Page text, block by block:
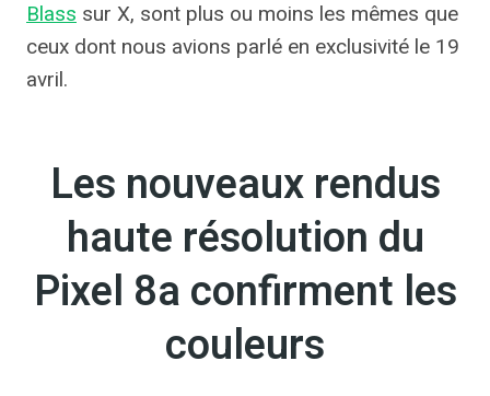
Blass sur X, sont plus ou moins les mêmes que
ceux dont nous avions parlé en exclusivité le 19
avril.
Les nouveaux rendus
haute résolution du
Pixel 8a confirment les
couleurs